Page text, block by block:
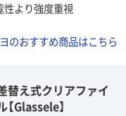
性より強度重視
のおすすめ商品はこちら
替え式クリアファイ
【Glassele】